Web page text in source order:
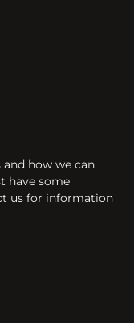
and how we can
have some
us for information